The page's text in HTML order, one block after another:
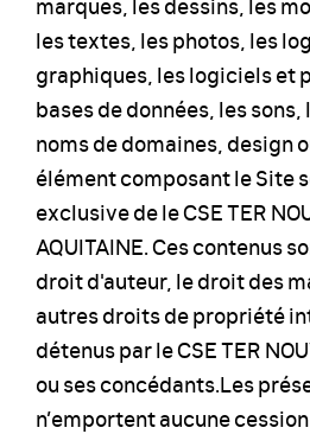
les textes, les photos, les
graphiques, les logiciels et
bases de données, les
noms de domaines, design
élément composant le Site
exclusive de le CSE TER
AQUITAINE. Ces contenus
droit d'auteur, le droit des
autres droits de propriété
détenus par le CSE TER
ou ses concédants.Les
n’emportent aucune